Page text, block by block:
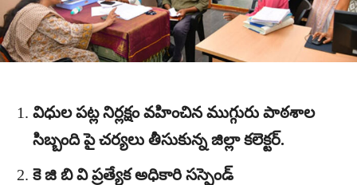
విధుల పట్ల నిర్లక్షం వహించిన ముగ్గురు పాఠశాల
సిబ్బంది పై చర్యలు తీసుకున్న జిల్లా కలెక్టర్.
కె జి బి వి ప్రత్యేక అధికారి సస్పెండ్